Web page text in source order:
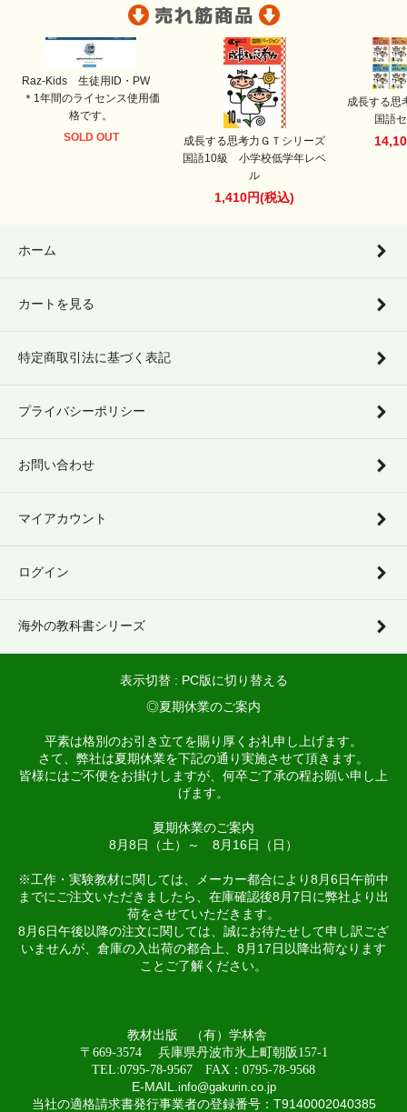
Raz-Kids 生徒用ID・PW
＊1年間のライセンス使用価
格です。
SOLD OUT
成長する思考力ＧＴシリーズ
国語10級 小学校低学年レベ
ル
1,410円(税込)
成長する思
国語
ホーム
カートを見る
特定商取引法に基づく表記
プライバシーポリシー
お問い合わせ
マイアカウント
ログイン
海外の教科書シリーズ
表示切替 : PC版に切り替える
◎夏期休業のご案内
平素は格別のお引き立てを賜り厚くお礼申し上げます。
さて、弊社は夏期休業を下記の通り実施させて頂きます。
皆様にはご不便をお掛けしますが、何卒ご了承の程お願い申し上
げます。
夏期休業のご案内
8月8日（土）～ 8月16日（日）
※工作・実験教材に関しては、メーカー都合により8月6日午前中
までにご注文いただきましたら、在庫確認後8月7日に弊社より出
荷をさせていただきます。
8月6日午後以降の注文に関しては、誠にお待たせして申し訳ござ
いませんが、倉庫の入出荷の都合上、8月17日以降出荷なります
ことご了解ください。
教材出版 （有）学林舎
〒669-3574 兵庫県丹波市氷上町朝阪157-1
TEL:0795-78-9567 FAX：0795-78-9568
E-MAIL info@gakurin.co.jp
当社の適格請求書発行事業者の登録番号：T9140002040385